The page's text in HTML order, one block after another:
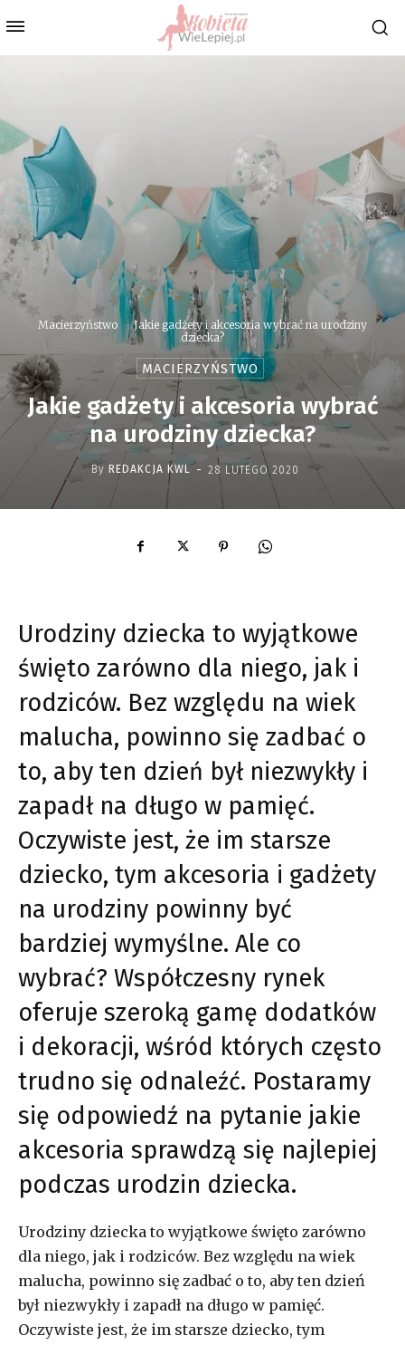
Macierzyństwo
Jakie gadżety i akcesoria wybrać na urodziny
dziecka?
MACIERZYŃSTWO
Jakie gadżety i akcesoria wybrać
na urodziny dziecka?
By REDAKCJA KWL - 28 LUTEGO 2020
Urodziny dziecka to wyjątkowe
święto zarówno dla niego, jak i
rodziców. Bez względu na wiek
malucha, powinno się zadbać o
to, aby ten dzień był niezwykły i
zapadł na długo w pamięć.
Oczywiste jest, że im starsze
dziecko, tym akcesoria i gadżety
na urodziny powinny być
bardziej wymyślne. Ale co
wybrać? Współczesny rynek
oferuje szeroką gamę dodatków
i dekoracji, wśród których często
trudno się odnaleźć. Postaramy
się odpowiedź na pytanie jakie
akcesoria sprawdzą się najlepiej
podczas urodzin dziecka.
Urodziny dziecka to wyjątkowe święto zarówno
dla niego, jak i rodziców. Bez względu na wiek
malucha, powinno się zadbać o to, aby ten dzień
był niezwykły i zapadł na długo w pamięć.
Oczywiste jest, że im starsze dziecko, tym